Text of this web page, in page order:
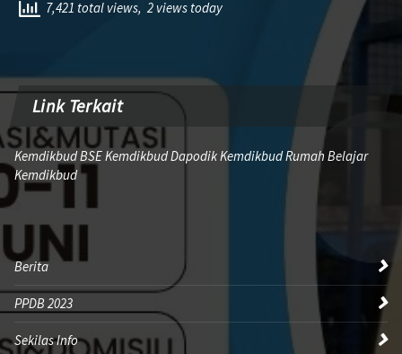
7,421 total views, 2 views today
Link Terkait
Kemdikbud BSE Kemdikbud Dapodik Kemdikbud Rumah Belajar
Kemdikbud
Berita
PPDB 2023
Sekilas Info